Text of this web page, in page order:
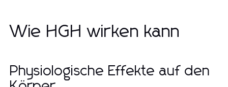
Wie HGH wirken kann
Physiologische Effekte auf den